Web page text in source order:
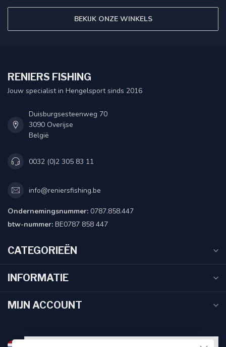
BEKIJK ONZE WINKELS
RENIERS FISHING
Jouw specialist in Hengelsport sinds 2016
Duisburgsesteenweg 70
3090 Overijse
België
0032 (0)2 305 83 11
info@reniersfishing.be
Ondernemingsnummer: 0787.858.447
btw-nummer: BE0787 858 447
CATEGORIEËN
INFORMATIE
MIJN ACCOUNT